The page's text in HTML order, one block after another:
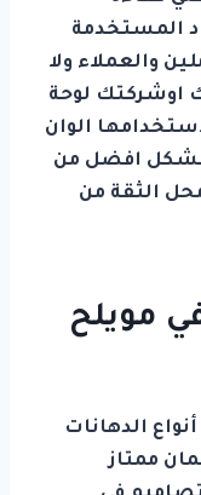
المستخدمة
والعملاء ولا
اوشركتك لوحة
الوان
بشكل افضل من
الثقة من
مويلح
الدهانات
ممتاز